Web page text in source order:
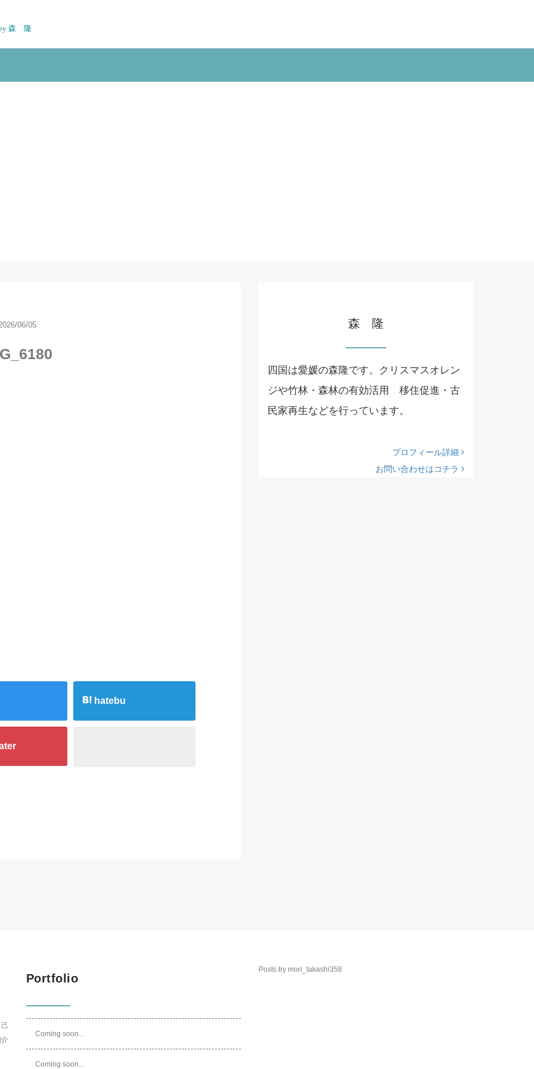
森 隆
06/05
hatebu
森 隆
四国は愛媛の森隆です。クリスマスオレン
ジや竹林・森林の有効活用 移住促進・古
民家再生などを行っています。
プロフィール詳細
お問い合わせはコチラ
Portfolio
Coming soon...
Coming soon...
Posts by mori_takashi358